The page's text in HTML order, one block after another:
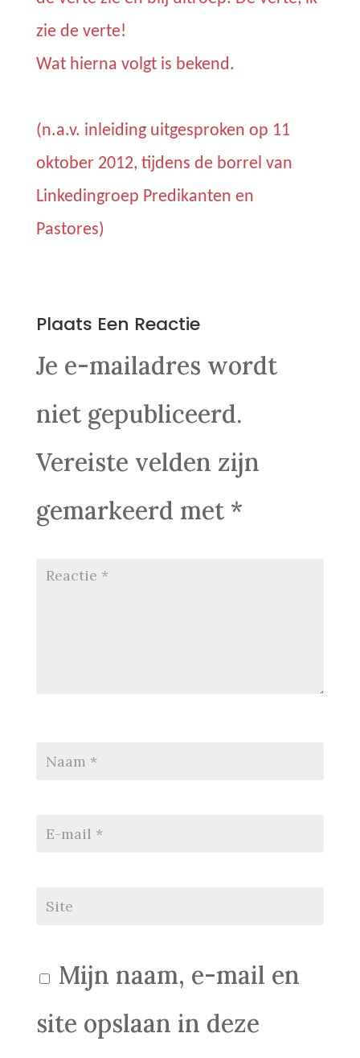
zie de verte!
Wat hierna volgt is bekend.
(n.a.v. inleiding uitgesproken op 11
oktober 2012, tijdens de borrel van
Linkedingroep Predikanten en
Pastores)
Plaats Een Reactie
Je e-mailadres wordt
niet gepubliceerd.
Vereiste velden zijn
gemarkeerd met *
Mijn naam, e-mail en
site opslaan in deze